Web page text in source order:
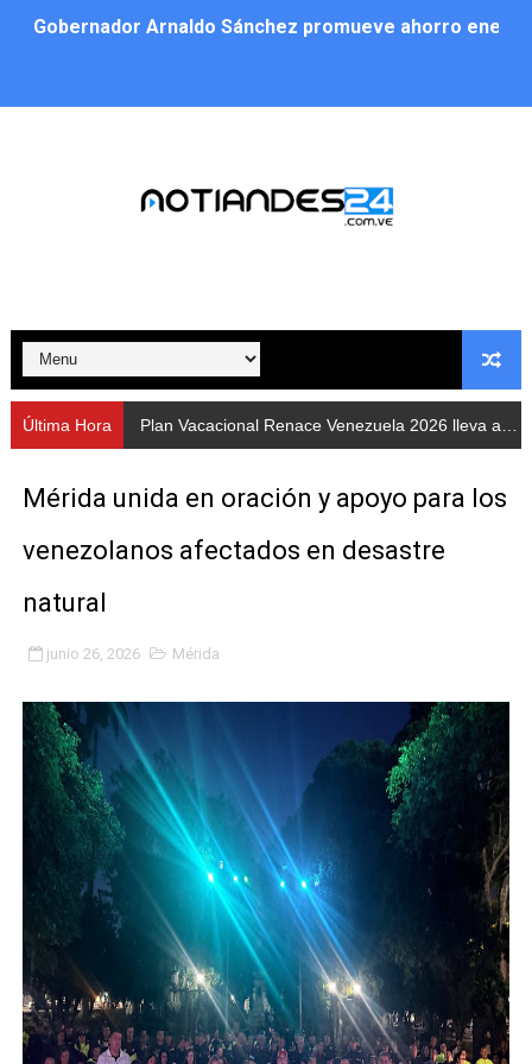
Gobernador Arnaldo Sánchez promueve ahorro
Cuerpos de Seguridad activaron operativos
Alcaldía de Libertador impulsa el Plan Ofensiva
Cidata y el Observatorio Astronómico Nacional de
Concejo Municipal de Zea celebra distinción de
CIEPROL-ULA distingue al municipio Zea como
Plan Quirúrgico Regional llega a Pueblo Llano con la
Iaanem graduó a bebés de Mérida en jornada de
Iahula pone en marcha protocolo de triaje psicosocial
Arranca en Rivas Dávila el Plan de Renovación de
Alcalde Nelson Álvarez llevó jornada recreativa a la
CorpoMérida continúa con ciclos de formación
Fundacite culmina primera etapa de su Plan Vacacional
Nevado Gas optimiza servicio residencial en la
Balance semestral impulsa inclusión y atención a
Plan Vacacional Comunitario “Ríe 2026” recorre las
Última Hora Plan Vacacional Renace Venezuela 2026 lleva actividades recreativas a Los Guaimaros
Mérida unida en oración y apoyo para los
venezolanos afectados en desastre
natural
junio 26, 2026 Mérida